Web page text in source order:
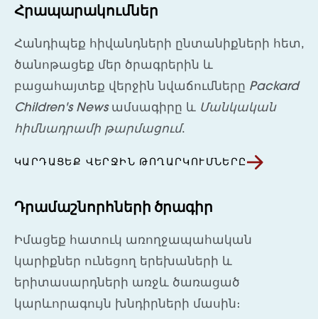
Հրապարակումներ
Հանդիպեք հիվանդների ընտանիքների հետ,
ծանոթացեք մեր ծրագրերին և
բացահայտեք վերջին նվաճումները Packard
Children's News ամսագիրը և Մանկական
հիմնադրամի թարմացում.
ԿԱՐԴԱՑԵՔ ՎԵՐՋԻՆ ԹՈՂԱՐԿՈՒՄՆԵՐԸ
Դրամաշնորհների ծրագիր
Իմացեք հատուկ առողջապահական
կարիքներ ունեցող երեխաների և
երիտասարդների առջև ծառացած
կարևորագույն խնդիրների մասին։